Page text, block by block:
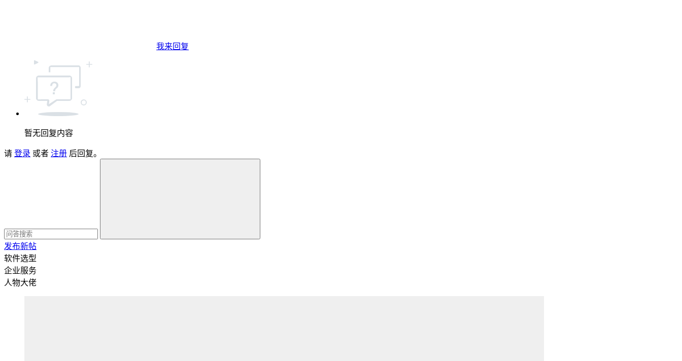
我来回复
暂无回复内容
请 登录 或者 注册 后回复。
发布新帖
软件选型
企业服务
人物大佬